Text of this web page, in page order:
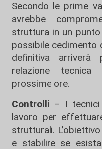
Secondo le prime
avrebbe
struttura in un
possibile cedimento
definitiva
relazione
prossime ore.
Controlli – I tecnici
lavoro per
strutturali.
e stabilire se